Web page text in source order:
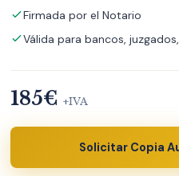
Firmada por el Notario
Válida para bancos,
185€ +IVA
Solicitar Copia